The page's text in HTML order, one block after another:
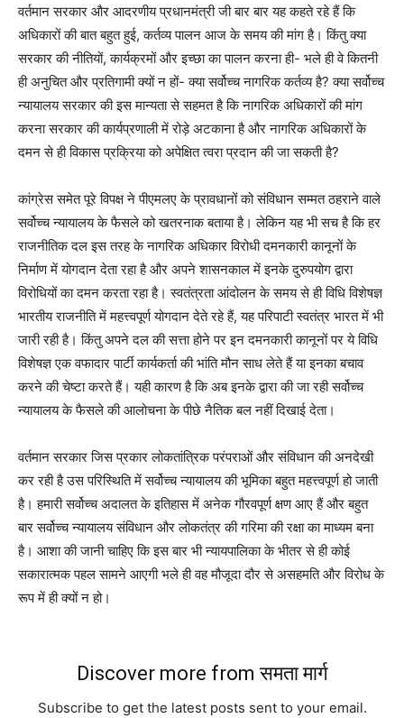
वर्तमान सरकार और आदरणीय प्रधानमंत्री जी बार बार यह कहते रहे हैं कि
अधिकारों की बात बहुत हुई, कर्तव्य पालन आज के समय की मांग है। किंतु क्या
सरकार की नीतियों, कार्यक्रमों और इच्छा का पालन करना ही- भले ही वे कितनी
ही अनुचित और प्रतिगामी क्यों न हों- क्या सर्वोच्च नागरिक कर्तव्य है? क्या सर्वोच्च
न्यायालय सरकार की इस मान्यता से सहमत है कि नागरिक अधिकारों की मांग
करना सरकार की कार्यप्रणाली में रोड़े अटकाना है और नागरिक अधिकारों के
दमन से ही विकास प्रक्रिया को अपेक्षित त्वरा प्रदान की जा सकती है?
कांग्रेस समेत पूरे विपक्ष ने पीएमलए के प्रावधानों को संविधान सम्मत ठहराने वाले
सर्वोच्च न्यायालय के फैसले को खतरनाक बताया है। लेकिन यह भी सच है कि हर
राजनीतिक दल इस तरह के नागरिक अधिकार विरोधी दमनकारी कानूनों के
निर्माण में योगदान देता रहा है और अपने शासनकाल में इनके दुरुपयोग द्वारा
विरोधियों का दमन करता रहा है। स्वतंत्रता आंदोलन के समय से ही विधि विशेषज्ञ
भारतीय राजनीति में महत्त्वपूर्ण योगदान देते रहे हैं, यह परिपाटी स्वतंत्र भारत में भी
जारी रही है। किंतु अपने दल की सत्ता होने पर इन दमनकारी कानूनों पर ये विधि
विशेषज्ञ एक वफादार पार्टी कार्यकर्ता की भांति मौन साध लेते हैं या इनका बचाव
करने की चेष्टा करते हैं। यही कारण है कि अब इनके द्वारा की जा रही सर्वोच्च
न्यायालय के फैसले की आलोचना के पीछे नैतिक बल नहीं दिखाई देता।
वर्तमान सरकार जिस प्रकार लोकतांत्रिक परंपराओं और संविधान की अनदेखी
कर रही है उस परिस्थिति में सर्वोच्च न्यायालय की भूमिका बहुत महत्त्वपूर्ण हो जाती
है। हमारी सर्वोच्च अदालत के इतिहास में अनेक गौरवपूर्ण क्षण आए हैं और बहुत
बार सर्वोच्च न्यायालय संविधान और लोकतंत्र की गरिमा की रक्षा का माध्यम बना
है। आशा की जानी चाहिए कि इस बार भी न्यायपालिका के भीतर से ही कोई
सकारात्मक पहल सामने आएगी भले ही वह मौजूदा दौर से असहमति और विरोध के
रूप में ही क्यों न हो।
Discover more from समता मार्ग
Subscribe to get the latest posts sent to your email.